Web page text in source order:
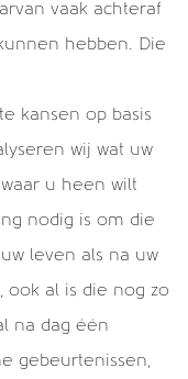
vaak achteraf
hebben. Die
kansen op basis
wij wat uw
u heen wilt
nodig is om die
leven als na uw
ook al is die nog zo
na dag één
gebeurtenissen,